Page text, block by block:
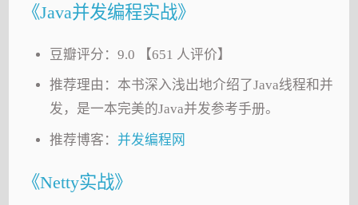
《Java并发编程实战》
豆瓣评分：9.0 【651 人评价】
推荐理由：本书深入浅出地介绍了Java线程和并
发，是一本完美的Java并发参考手册。
推荐博客： 并发编程网
《Netty实战》